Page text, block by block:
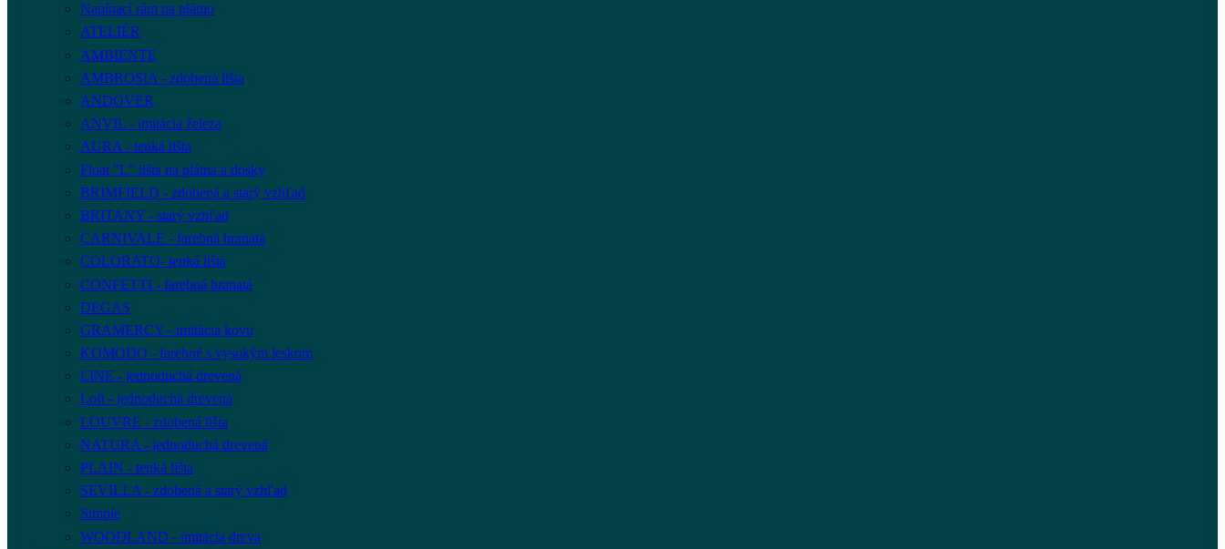
Napínací rám na plátno
ATELIÉR
AMBIENTE
AMBROSIA - zdobená lišta
ANDOVER
ANVIL - imitácia železa
AURA - tenká lišta
Float "L" lišta na plátna a dosky
BRIMFIELD - zdobená a starý vzhľad
BRITANY - starý vzhľad
CARNIVALE - farebná hranatá
COLORATO- tenká lišta
CONFETTI - farebná hranatá
DEGAS
GRAMERCY - imitácia kovu
KOMODO - farebné s vysokým leskom
LINE - jednoduchá drevená
Loft - jednoduchá drevená
LOUVRE - zdobená lišta
NATURA - jednoduchá drevená
PLAIN - tenká lišta
SEVILLA - zdobená a starý vzhľad
Simple
WOODLAND - imitácia dreva